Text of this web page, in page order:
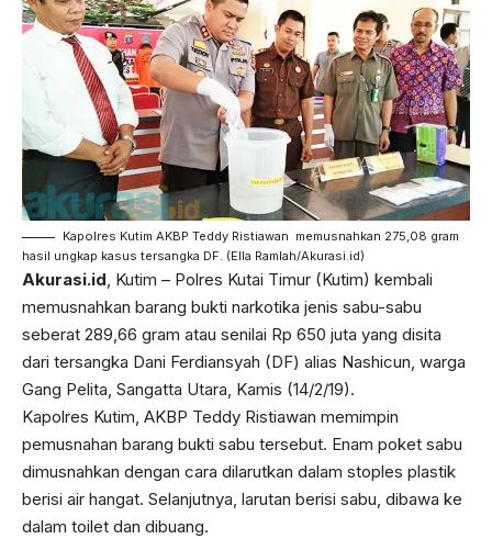
Kapolres Kutim AKBP Teddy Ristiawan memusnahkan 275,08 gram
hasil ungkap kasus tersangka DF. (Ella Ramlah/Akurasi.id)
Akurasi.id, Kutim – Polres Kutai Timur (Kutim) kembali
memusnahkan barang bukti narkotika jenis sabu-sabu
seberat 289,66 gram atau senilai Rp 650 juta yang disita
dari tersangka Dani Ferdiansyah (DF) alias Nashicun, warga
Gang Pelita, Sangatta Utara, Kamis (14/2/19).
Kapolres Kutim, AKBP Teddy Ristiawan memimpin
pemusnahan barang bukti sabu tersebut. Enam poket sabu
dimusnahkan dengan cara dilarutkan dalam stoples plastik
berisi air hangat. Selanjutnya, larutan berisi sabu, dibawa ke
dalam toilet dan dibuang.